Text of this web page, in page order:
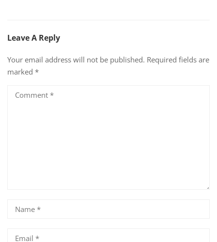
Leave A Reply
Your email address will not be published. Required fields are
marked *